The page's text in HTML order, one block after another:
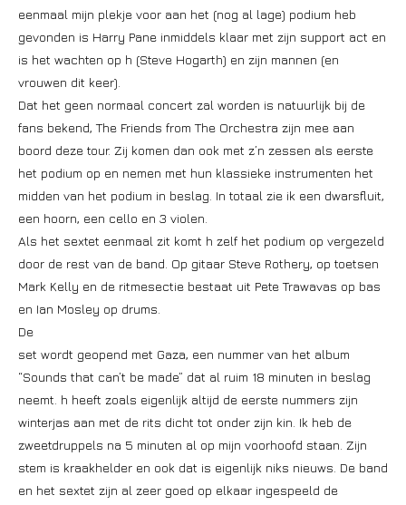
eenmaal mijn plekje voor aan het (nog al lage) podium heb
gevonden is Harry Pane inmiddels klaar met zijn support act en
is het wachten op h (Steve Hogarth) en zijn mannen (en
vrouwen dit keer).
Dat het geen normaal concert zal worden is natuurlijk bij de
fans bekend, The Friends from The Orchestra zijn mee aan
boord deze tour. Zij komen dan ook met z’n zessen als eerste
het podium op en nemen met hun klassieke instrumenten het
midden van het podium in beslag. In totaal zie ik een dwarsfluit,
een hoorn, een cello en 3 violen.
Als het sextet eenmaal zit komt h zelf het podium op vergezeld
door de rest van de band. Op gitaar Steve Rothery, op toetsen
Mark Kelly en de ritmesectie bestaat uit Pete Trawavas op bas
en Ian Mosley op drums.
De
set wordt geopend met Gaza, een nummer van het album
“Sounds that can’t be made” dat al ruim 18 minuten in beslag
neemt. h heeft zoals eigenlijk altijd de eerste nummers zijn
winterjas aan met de rits dicht tot onder zijn kin. Ik heb de
zweetdruppels na 5 minuten al op mijn voorhoofd staan. Zijn
stem is kraakhelder en ook dat is eigenlijk niks nieuws. De band
en het sextet zijn al zeer goed op elkaar ingespeeld de